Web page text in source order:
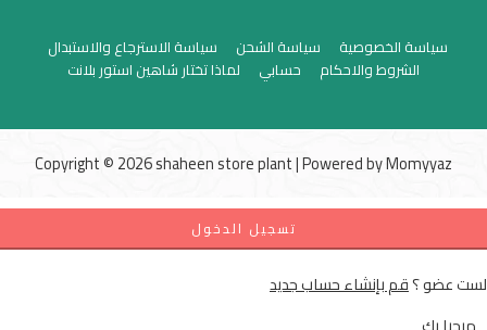
سياسة الخصوصية سياسة الشحن
سياسة الاسترجاع والاستبدال
الشروط والاحكام
حسابي لماذا تختار شاهين استور بلانت
Copyright © 2026 shaheen store plant | Powered byMomyyaz
تسجيل الدخول
لست عضو ؟قم بإنشاء حساب جديد